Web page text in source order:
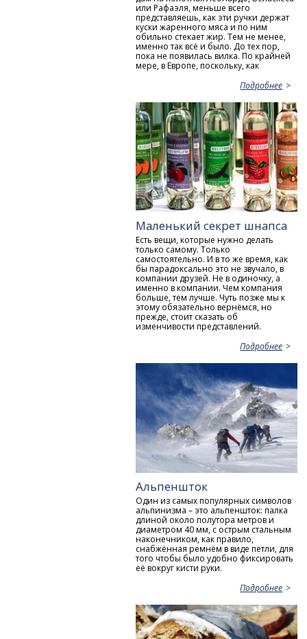
или Рафаэля, меньше всего
представляешь, как эти ручки держат
куски жаренного мяса и по ним
обильно стекает жир. Тем не менее,
именно так всё и было. До тех пор,
пока не появилась вилка. По крайней
мере, в Европе, поскольку, как
Подробнее
Маленький секрет шнапса
Есть вещи, которые нужно делать
только самому. Только
самостоятельно. И в то же время, как
бы парадоксально это не звучало, в
компании друзей. Не в одиночку, а
именно в компании. Чем компания
больше, тем лучше. Чуть позже мы к
этому обязательно вернёмся, но
прежде, стоит сказать об
изменчивости представлений.
Подробнее
Альпеншток
Один из самых популярных символов
альпинизма – это альпеншток: палка
длиной около полутора метров и
диаметром 40 мм, с острым стальным
наконечником, как правило,
снабжённая ремнём в виде петли, для
того чтобы было удобно фиксировать
её вокруг кисти руки.
Подробнее